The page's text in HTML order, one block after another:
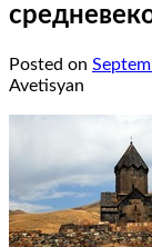
Posted on
Avetisyan